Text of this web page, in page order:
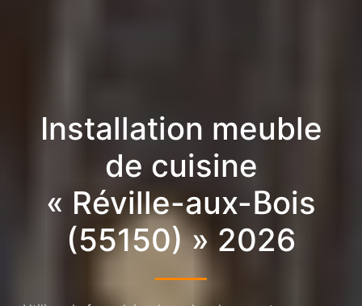
Installation meuble
de cuisine
« Réville-aux-Bois
(55150) » 2026